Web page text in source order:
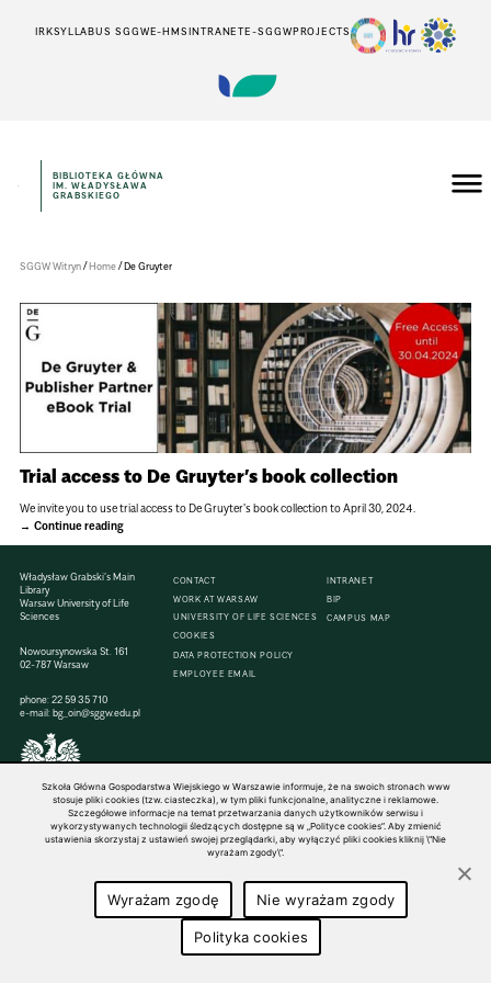
IRKSYLLABUS SGGWE-HMSINTRANETE-SGGWPROJECTS
Główna
w
BIBLIOTEKA GŁÓWNA
IM. WŁADYSŁAWA
GRABSKIEGO
SGGW Witryn/Home/De Gruyter
Trial access to De Gruyter’s book collection
We invite you to use trial access to De Gruyter's book collection to April 30, 2024.
Continue reading
Władysław Grabski’s Main
Library
Warsaw University of Life
Sciences
Nowoursynowska St. 161
02-787 Warsaw
phone:22 59 35 710
e-mail:bg_oin@sggw.edu.pl
CONTACT
WORK AT WARSAW
UNIVERSITY OF LIFE SCIENCES
COOKIES
DATA PROTECTION POLICY
EMPLOYEE EMAIL
INTRANET
BIP
CAMPUS MAP
© 1816–2026 SGGW — ALL RIGHTS RESERVED
Szkoła Główna Gospodarstwa Wiejskiego w Warszawie informuje, że na swoich stronach www
stosuje pliki cookies (tzw. ciasteczka), w tym pliki funkcjonalne, analityczne i reklamowe.
Szczegółowe informacje na temat przetwarzania danych użytkowników serwisu i
wykorzystywanych technologii śledzących dostępne są w „Polityce cookies”. Aby zmienić
ustawienia skorzystaj z ustawień swojej przeglądarki, aby wyłączyć pliki cookies kliknij \"Nie
wyrażam zgody\".
Wyrażam zgodę Nie wyrażam zgody
Polityka cookies